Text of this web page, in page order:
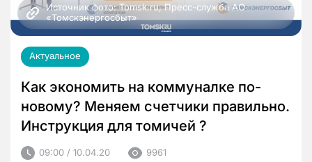
Источник фото: Tomsk.ru, Пресс-служба АО
«Томскэнергосбыт»
Актуальное
Как экономить на коммуналке по-
новому? Меняем счетчики правильно.
Инструкция для томичей ?
09:00 / 10.04.20 9961